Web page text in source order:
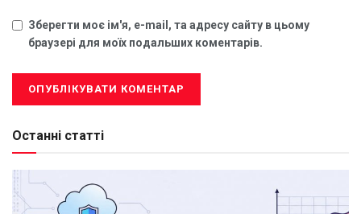
Зберегти моє ім'я, e-mail, та адресу сайту в цьому
браузері для моїх подальших коментарів.
Останні статті